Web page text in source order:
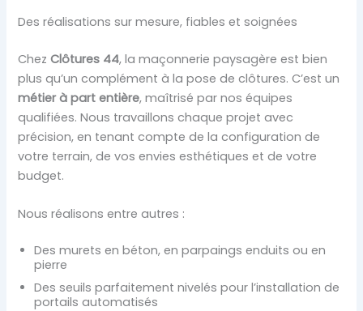
Des réalisations sur mesure, fiables et soignées
ChezClôtures 44, la maçonnerie paysagère est bien
plus qu’un complément à la pose de clôtures. C’est un
métier à part entière, maîtrisé par nos équipes
qualifiées. Nous travaillons chaque projet avec
précision, en tenant compte de la configuration de
votre terrain, de vos envies esthétiques et de votre
budget.
Nous réalisons entre autres :
Des murets en béton, en parpaings enduits ou en
pierre
Des seuils parfaitement nivelés pour l’installation de
portails automatisés